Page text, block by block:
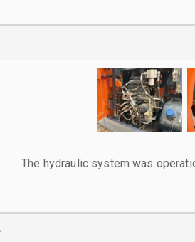
The hydraulic system was